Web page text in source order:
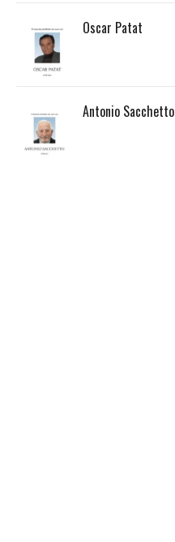
Oscar Patat
Antonio Sacchetto